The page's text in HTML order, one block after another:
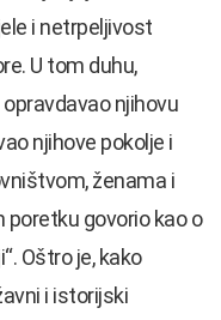
i netrpeljivost
U tom duhu,
njihovu
njihove pokolje i
ženama i
poretku govorio kao o
Oštro je, kako
i istorijski